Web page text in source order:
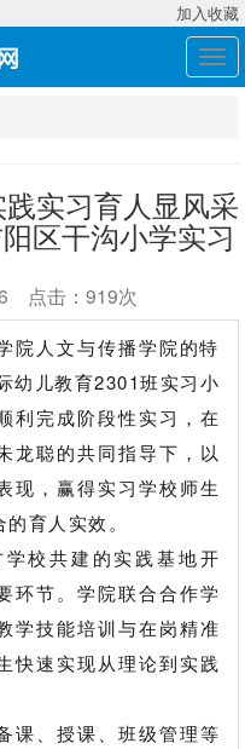
加入收藏
展
开
实习育人显风采
区干沟小学实习
点击：919次
院人文与传播学院的特
幼儿教育2301班实习小
利完成阶段性实习， 在
龙聪的共同指导下， 以
现，赢得实习学校师生
育人实效。
学校共建的实践基地开
环节。学院联合合作学
学技能培训与在岗精准
快速实现从理论到实践
课、授课、班级管理等